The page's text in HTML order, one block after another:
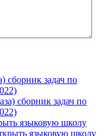
сборник задач по
языковую школу